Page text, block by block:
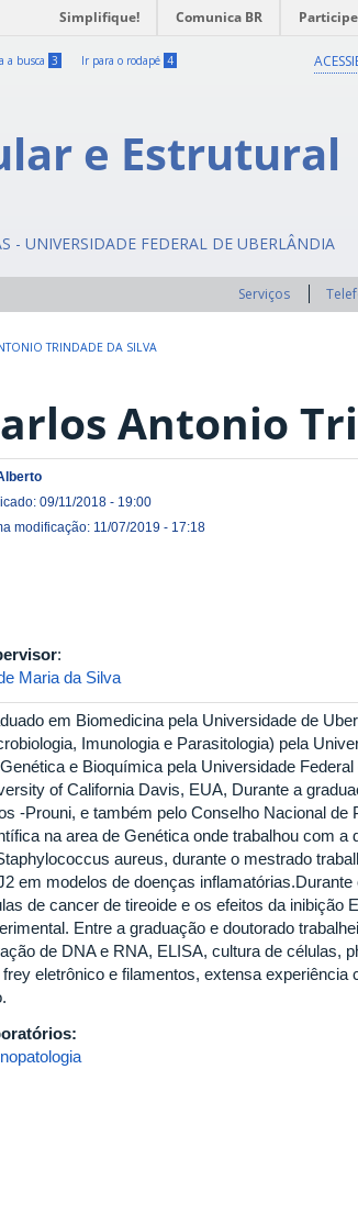
Simplifique! Comunica BR Participe
a busca 3 Ir para o rodapé 4
e Estrutural
- UNIVERSIDADE FEDERAL DE UBERLÂNDIA
Serviços
TRINDADE DA SILVA
Antonio
09/11/2018 - 19:00
modificação: 11/07/2019 - 17:18
:
Maria da Silva
em Biomedicina pela Universidade de
Imunologia e Parasitologia) pela
e Bioquímica pela Universidade
of California Davis, EUA, Durante a
-Prouni, e também pelo Conselho Nacional
na area de Genética onde trabalhou com
aureus, durante o mestrado
em modelos de doenças
de cancer de tireoide e os efeitos da inibição
Entre a graduação e doutorado
de DNA e RNA, ELISA, cultura de células,
eletrônico e filamentos, extensa